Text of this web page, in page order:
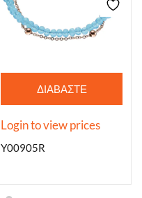
ΔΙΑΒΆΣΤΕ
ΠΕΡΙΣΣΌΤΕΡΑ
Login to view prices
Y00905R